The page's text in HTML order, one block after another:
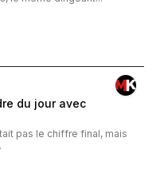
du jour avec
pas le chiffre final, mais